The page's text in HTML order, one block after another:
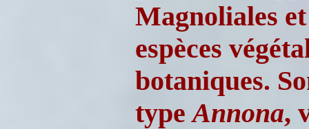
Magnoliales
espèces
botaniques.
typeAnnona,